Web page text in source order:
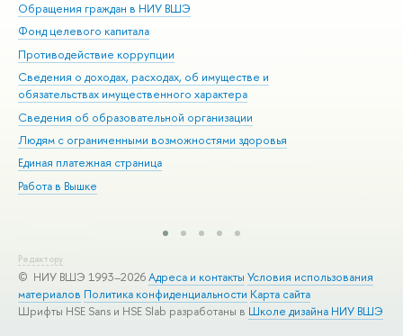
Обращения граждан в НИУ ВШЭ
Фонд целевого капитала
Противодействие коррупции
Сведения о доходах, расходах, об имуществе и
обязательствах имущественного характера
Сведения об образовательной организации
Людям с ограниченными возможностями здоровья
Единая платежная страница
Работа в Вышке
Редактору
© НИУ ВШЭ 1993–2026Адреса и контакты Условия использования
материалов Политика конфиденциальности Карта сайта
Шрифты HSE Sans и HSE Slab разработаны в Школе дизайна НИУ ВШЭ